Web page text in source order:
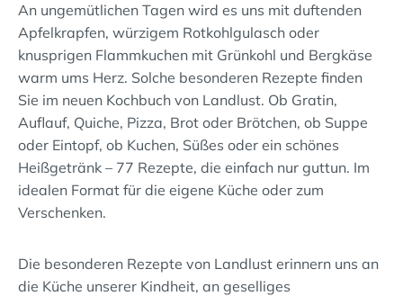
An ungemütlichen Tagen wird es uns mit duftenden
Apfelkrapfen, würzigem Rotkohlgulasch oder
knusprigen Flammkuchen mit Grünkohl und Bergkäse
warm ums Herz. Solche besonderen Rezepte finden
Sie im neuen Kochbuch von Landlust. Ob Gratin,
Auflauf, Quiche, Pizza, Brot oder Brötchen, ob Suppe
oder Eintopf, ob Kuchen, Süßes oder ein schönes
Heißgetränk – 77 Rezepte, die einfach nur guttun. Im
idealen Format für die eigene Küche oder zum
Verschenken.
Die besonderen Rezepte von Landlust erinnern uns an
die Küche unserer Kindheit, an geselliges